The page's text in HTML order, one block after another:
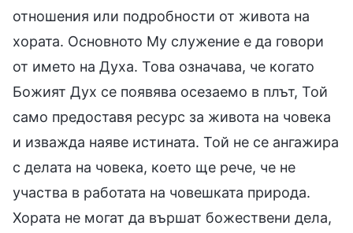
отношения или подробности от живота на
хората. Основното Му служение е да говори
от името на Духа. Това означава, че когато
Божият Дух се появява осезаемо в плът, Той
само предоставя ресурс за живота на човека
и изважда наяве истината. Той не се ангажира
с делата на човека, което ще рече, че не
участва в работата на човешката природа.
Хората не могат да вършат божествени дела,